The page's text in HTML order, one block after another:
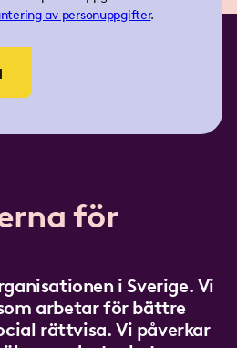
av personuppgifter.
för
i Sverige. Vi
arbetar för bättre
rättvisa. Vi påverkar